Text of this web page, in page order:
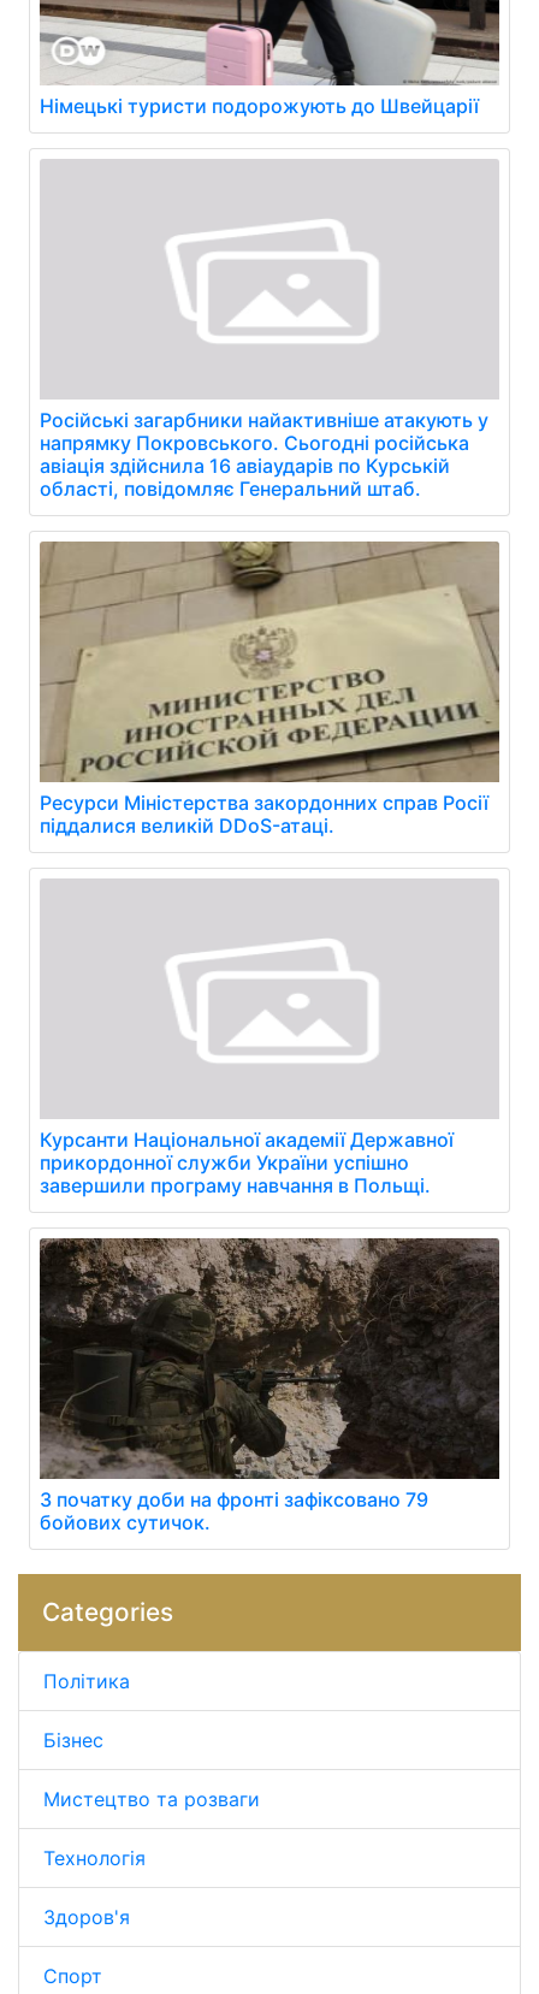
Німецькі туристи подорожують до Швейцарії
Російські загарбники найактивніше атакують у
напрямку Покровського. Сьогодні російська
авіація здійснила 16 авіаударів по Курській
області, повідомляє Генеральний штаб.
Ресурси Міністерства закордонних справ Росії
піддалися великій DDoS-атаці.
Курсанти Національної академії Державної
прикордонної служби України успішно
завершили програму навчання в Польщі.
З початку доби на фронті зафіксовано 79
бойових сутичок.
Categories
Політика
Бізнес
Мистецтво та розваги
Технологія
Здоров'я
Спорт